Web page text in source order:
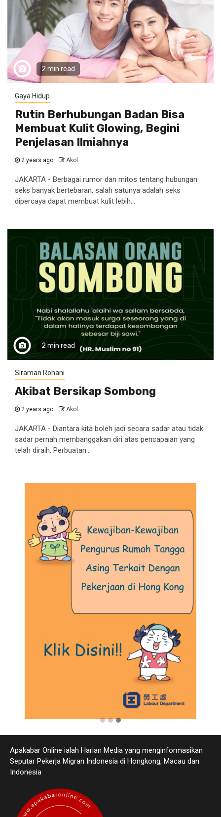
2 min read
Gaya Hidup
Rutin Berhubungan Badan Bisa
Membuat Kulit Glowing, Begini
Penjelasan Ilmiahnya
2 years ago Akol
JAKARTA - Berbagai rumor dan mitos tentang hubungan
seks banyak bertebaran, salah satunya adalah seks
dipercaya dapat membuat kulit lebih...
2 min read
Siraman Rohani
Akibat Bersikap Sombong
2 years ago Akol
JAKARTA - Diantara kita boleh jadi secara sadar atau tidak
sadar pernah membanggakan diri atas pencapaian yang
telah diraih. Perbuatan...
Apakabar Online ialah Harian Media yang menginformasikan
Seputar Pekerja Migran Indonesia di Hongkong, Macau dan
Indonesia